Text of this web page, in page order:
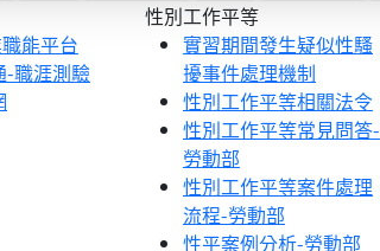
能平台
-職涯測驗
性別工作平等
實習期間發生疑似性騷
擾事件處理機制
性別工作平等相關法令
性別工作平等常見問答-
勞動部
性別工作平等案件處理
流程-勞動部
性平案例分析-勞動部